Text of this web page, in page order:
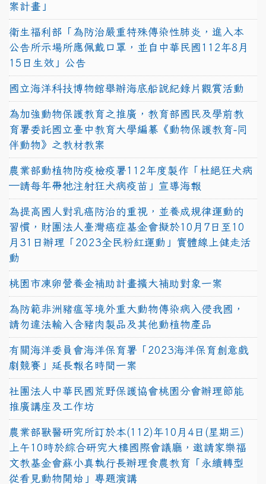
案計畫」
衛生福利部「為防治嚴重特殊傳染性肺炎，進入本
公告所示場所應佩戴口罩，並自中華民國112年8月
15日生效」公告
國立海洋科技博物館舉辦海底船說紀錄片觀賞活動
為加強動物保護教育之推廣，教育部國民及學前教
育署委託國立臺中教育大學編纂《動物保護教育-同
伴動物》之教材教案
農業部動植物防疫檢疫署112年度製作「杜絕狂犬病
—請每年帶牠注射狂犬病疫苗」宣導海報
為提高國人對乳癌防治的重視，並養成規律運動的
習慣，財團法人臺灣癌症基金會擬於10月7日至10
月31日辦理「2023全民粉紅運動」實體線上健走活
動
桃園市凍卵營養金補助計畫擴大補助對象一案
為防範非洲豬瘟等境外重大動物傳染病入侵我國，
請勿違法輸入含豬肉製品及其他動植物產品
有關海洋委員會海洋保育署「2023海洋保育創意戲
劇競賽」延長報名時間一案
社團法人中華民國荒野保護協會桃園分會辦理節能
推廣講座及工作坊
農業部獸醫研究所訂於本(112)年10月4日(星期三)
上午10時於綜合研究大樓國際會議廳，邀請家樂福
文教基金會蘇小真執行長辦理食農教育「永續轉型
從看見動物開始」專題演講